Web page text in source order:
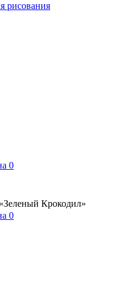
рисования
0
Крокодил»
0